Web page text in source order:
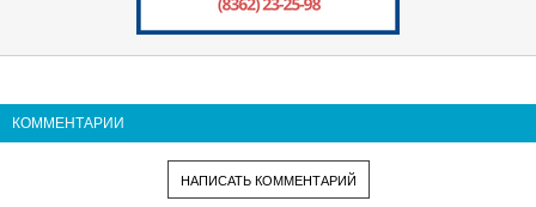
КОММЕНТАРИИ
НАПИСАТЬ КОММЕНТАРИЙ